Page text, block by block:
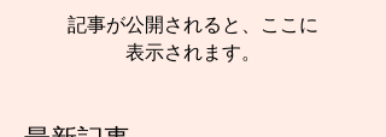
記事が公開されると、ここに
表示されます。